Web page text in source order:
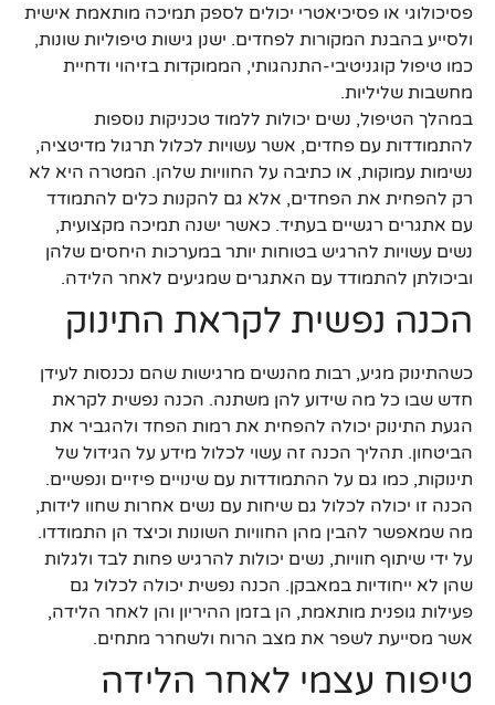
פסיכולוגי או פסיכיאטרי יכולים לספק תמיכה מותאמת אישית
ולסייע בהבנת המקורות לפחדים. ישנן גישות טיפוליות שונות,
כמו טיפול קוגניטיבי-התנהגותי, הממוקדות בזיהוי ודחיית
מחשבות שליליות.
במהלך הטיפול, נשים יכולות ללמוד טכניקות נוספות
להתמודדות עם פחדים, אשר עשויות לכלול תרגול מדיטציה,
נשימות עמוקות, או כתיבה על החוויות שלהן. המטרה היא לא
רק להפחית את הפחדים, אלא גם להקנות כלים להתמודד
עם אתגרים רגשיים בעתיד. כאשר ישנה תמיכה מקצועית,
נשים עשויות להרגיש בטוחות יותר במערכות היחסים שלהן
וביכולתן להתמודד עם האתגרים שמגיעים לאחר הלידה.
הכנה נפשית לקראת התינוק
כשהתינוק מגיע, רבות מהנשים מרגישות שהם נכנסות לעידן
חדש שבו כל מה שידוע להן משתנה. הכנה נפשית לקראת
הגעת התינוק יכולה להפחית את רמות הפחד ולהגביר את
הביטחון. תהליך הכנה זה עשוי לכלול מידע על הגידול של
תינוקות, כמו גם על ההתמודדות עם שינויים פיזיים ונפשיים.
הכנה זו יכולה לכלול גם שיחות עם נשים אחרות שחוו לידות,
מה שמאפשר להבין מהן החוויות השונות וכיצד הן התמודדו.
על ידי שיתוף חוויות, נשים יכולות להרגיש פחות לבד ולגלות
שהן לא ייחודיות במאבקן. הכנה נפשית יכולה לכלול גם
פעילות גופנית מותאמת, הן בזמן ההיריון והן לאחר הלידה,
אשר מסייעת לשפר את מצב הרוח ולשחרר מתחים.
טיפוח עצמי לאחר הלידה